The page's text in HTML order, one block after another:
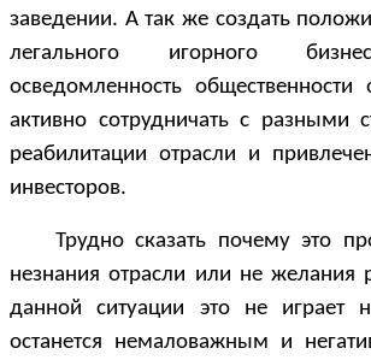
заведении. А так же создать
легального игорного
осведомленность
активно сотрудничать с разными
реабилитации отрасли и
инвесторов.
Трудно сказать почему это
незнания отрасли или не желания
данной ситуации это не играет
останется немаловажным и